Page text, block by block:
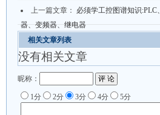
上一篇文章： 必须学工控图谱知识:PLC
器、变频器、继电器
相关文章列表
没有相关文章
昵称：
1分 2分 3分 4分 5分